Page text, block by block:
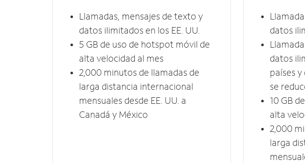
Llamadas, mensajes de texto y
datos ilimitados en los EE. UU.
5 GB​​​​​​​ de uso de hotspot móvil ​​​​​​​de
alta velocidad al mes
2,000 minutos de llamadas de
larga distancia internacional
mensuales desde EE. UU. a
Canadá y México
datos
datos
países
se
10 GB​​​​​​​
alta
2,000
larga